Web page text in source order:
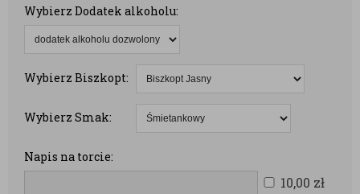
Wybierz Dodatek alkoholu:
Wybierz Biszkopt:
Wybierz Smak:
Napis na torcie:
10,00 zł